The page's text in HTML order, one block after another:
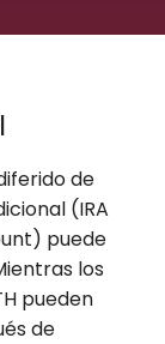
de
(IRA
puede
los
pueden
de